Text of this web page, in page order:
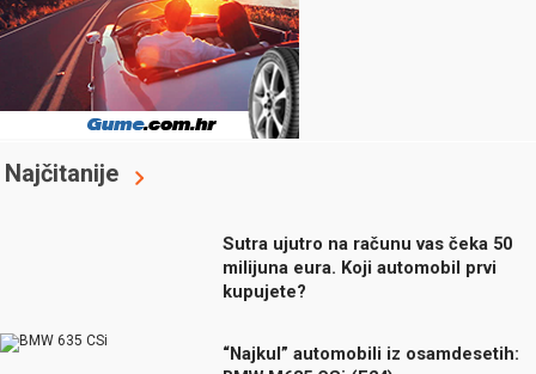
Najčitanije
Sutra ujutro na računu vas čeka 50
milijuna eura. Koji automobil prvi
kupujete?
“Najkul” automobili iz osamdesetih: